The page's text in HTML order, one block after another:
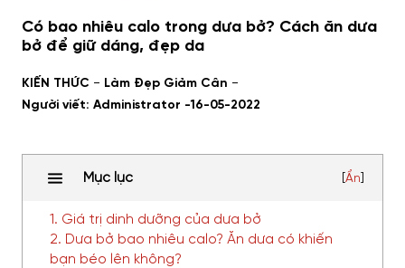
Có bao nhiêu calo trong dưa bở? Cách ăn dưa
bở để giữ dáng, đẹp da
KIẾN THỨC - Làm Đẹp Giảm Cân -
Người viết: Administrator -16-05-2022
Mục lục Ẩn
1. Giá trị dinh dưỡng của dưa bở
2. Dưa bở bao nhiêu calo? Ăn dưa có khiến
bạn béo lên không?